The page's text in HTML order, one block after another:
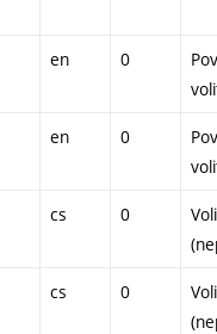
en 0
en 0
cs 0
cs 0